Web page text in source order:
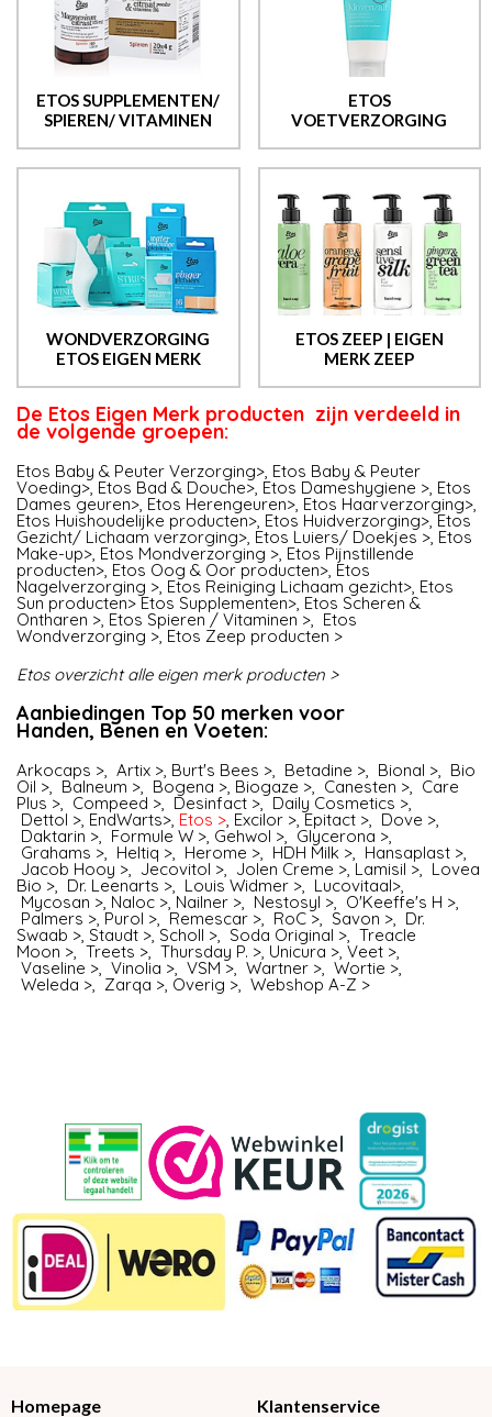
ETOS SUPPLEMENTEN/
SPIEREN/ VITAMINEN
ETOS
VOETVERZORGING
WONDVERZORGING
ETOS EIGEN MERK
ETOS ZEEP | EIGEN
MERK ZEEP
De Etos Eigen Merk producten zijn verdeeld in
de volgende groepen:
Etos Baby & Peuter Verzorging> Etos Baby & Peuter
Voeding>, Etos Bad & Douche> Etos Dameshygiene > Etos
Dames geuren> Etos Herengeuren> Etos Haarverzorging>
Etos Huishoudelijke producten> Etos Huidverzorging>,Etos
Gezicht/ Lichaam verzorging> Etos Luiers/ Doekjes > Etos
Make-up> Etos Mondverzorging > Etos Pijnstillende
producten> Etos Oog & Oor producten> Etos
Nagelverzorging > Etos Reiniging Lichaam gezicht> Etos
Sun producten> Etos Supplementen> Etos Scheren &
Ontharen > Etos Spieren / Vitaminen > Etos
Wondverzorging > Etos Zeep producten >
Etos overzicht alle eigen merk producten >
Aanbiedingen Top 50 merken voor
Handen, Benen en Voeten:
Arkocaps >,Artix >, Burt's Bees >, Betadine >, Bional >, Bio
Oil >, Balneum >, Bogena >, Biogaze >, Canesten >, Care
Plus >, Compeed >, Desinfact >, Daily Cosmetics >,
Dettol >, EndWarts>, Etos > Excilor >,Epitact >, Dove >,
Daktarin >, Formule W >, Gehwol >, Glycerona >,
Grahams >, Heltiq >, Herome >, HDH Milk >, Hansaplast >,
Jacob Hooy >, Jecovitol >, Jolen Creme >, Lamisil >, Lovea
Bio >, Dr. Leenarts >, Louis Widmer >, Lucovitaal>,
Mycosan >, Naloc >, Nailner >, Nestosyl >, O'Keeffe's H >,
Palmers >, Purol >, Remescar >, RoC>, Savon >, Dr.
Swaab >, Staudt >, Scholl >, Soda Original >,Treacle
Moon >,Treets >,Thursday P. >, Unicura >,Veet >,
Vaseline >,Vinolia >,VSM >,Wartner >,Wortie >,
Weleda >, Zarqa >, Overig >,Webshop A-Z >
Homepage Klantenservice